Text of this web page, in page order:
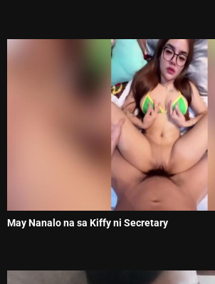
May Nanalo na sa Kiffy ni Secretary